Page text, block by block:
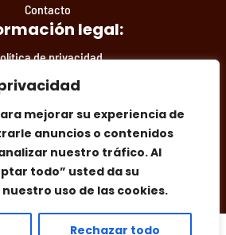
mejorar su experiencia de
anuncios o contenidos
nuestro tráfico. Al
todo” usted da su
uso de las cookies.
Rechazar todo
Contacto
legal:
de privacidad
Aviso legal
en las redes:Facebook Instagram